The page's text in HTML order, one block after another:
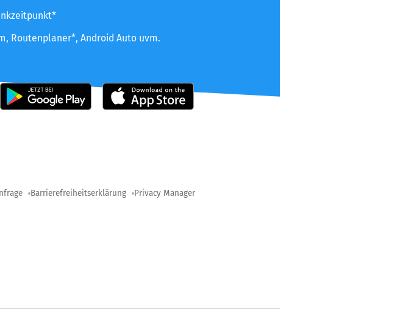
Routenplaner*, Android Auto uvm.
Barrierefreiheitserklärung Privacy Manager